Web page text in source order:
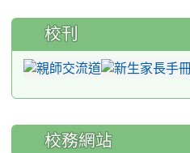
校刊
校務網站